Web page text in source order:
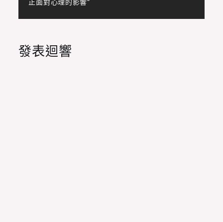
章
導
覽
正面對心理的影響”
發表迴響